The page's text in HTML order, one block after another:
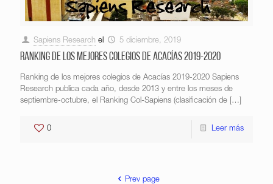
Sapiens Research el 5 diciembre, 2019
Ranking de los mejores colegios de Acacías 2019-2020
Ranking de los mejores colegios de Acacías 2019-2020 Sapiens
Research publica cada año, desde 2013 y entre los meses de
septiembre-octubre, el Ranking Col-Sapiens (clasificación de […]
0 Leer más
Prev page